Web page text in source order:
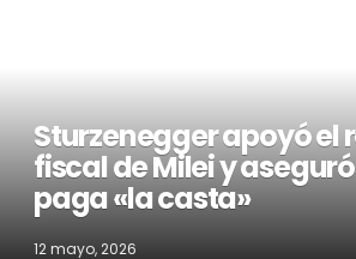
Sturzenegger apoyó el
fiscal de Milei y
paga «la casta»
12 mayo, 2026